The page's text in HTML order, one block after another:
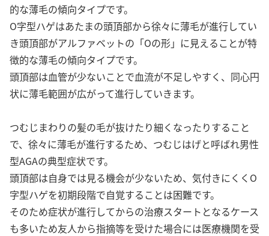
的な薄毛の傾向タイプです。
O字型ハゲはあたまの頭頂部から徐々に薄毛が進行してい
き頭頂部がアルファベットの「Oの形」に見えることが特
徴的な薄毛の傾向タイプです。
頭頂部は血管が少ないことで血流が不足しやすく、同心円
状に薄毛範囲が広がって進行していきます。
つむじまわりの髪の毛が抜けたり細くなったりすること
で、徐々に薄毛が進行するため、つむじはげと呼ばれ男性
型AGAの典型症状です。
頭頂部は自身では見る機会が少ないため、気付きにくくO
字型ハゲを初期段階で自覚することは困難です。
そのため症状が進行してからの治療スタートとなるケース
も多いため友人から指摘等を受けた場合には医療機関を受